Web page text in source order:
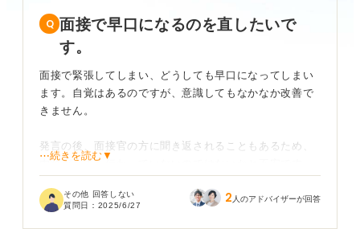
面接で早口になるのを直したいで
す。
面接で緊張してしまい、どうしても早口になってしまい
ます。自覚はあるのですが、意識してもなかなか改善で
きません。
発言の後、面接官の方に聞き返されることもあるため、
内容がうまく伝わっていないのではないかと不安です。
なっているのではないかと考えると、次の面接が憂鬱で
⋯続きを読む▼
その他 回答しない
質問日： 2025/6/27 2 人のアドバイザーが回答